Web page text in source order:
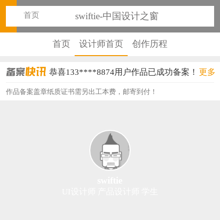
首页 swiftie-中国设计之窗
首页 设计师首页 创作历程
恭喜133****8874用户作品已成功备案！
恭喜138****8638用户作品已成功备案！
恭喜136****9807用户作品已成功备案！
恭喜159****4930用户作品已成功备案！
恭喜150****6483用户作品已成功备案！
更多
作品备案盖章纸质证书需另出工本费，邮寄到付！